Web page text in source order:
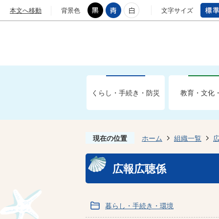
本文へ移動 背景色 文字サイズ
くらし・手続き・防災 教育・文化
現在の位置 ホーム 組織一覧
広報広聴係
暮らし・手続き・環境